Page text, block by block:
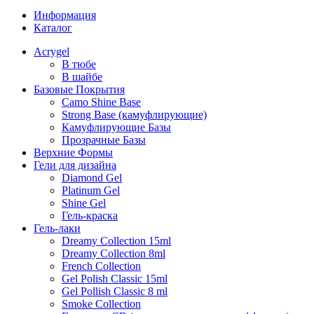
Информация
Каталог
Acrygel
В тюбе
В шайбе
Базовые Покрытия
Camo Shine Base
Strong Base (камуфлирующие)
Камуфлирующие Базы
Прозрачные Базы
Верхние Формы
Гели для дизайна
Diamond Gel
Platinum Gel
Shine Gel
Гель-краска
Гель-лаки
Dreamy Collection 15ml
Dreamy Collection 8ml
French Collection
Gel Polish Classic 15ml
Gel Pollish Classic 8 ml
Smoke Collection